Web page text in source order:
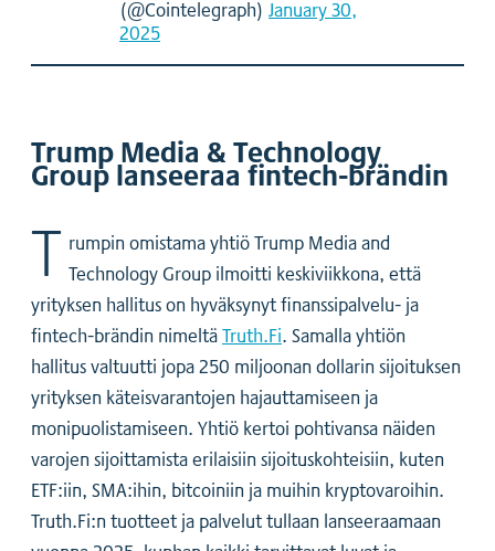
(@Cointelegraph) January 30,
2025
Trump Media & Technology
Group lanseeraa fintech-brändin
T rumpin omistama yhtiö Trump Media and
Technology Group ilmoitti keskiviikkona, että
yrityksen hallitus on hyväksynyt finanssipalvelu- ja
fintech-brändin nimeltäTruth.Fi. Samalla yhtiön
hallitus valtuutti jopa 250 miljoonan dollarin sijoituksen
yrityksen käteisvarantojen hajauttamiseen ja
monipuolistamiseen. Yhtiö kertoi pohtivansa näiden
varojen sijoittamista erilaisiin sijoituskohteisiin, kuten
ETF:iin, SMA:ihin, bitcoiniin ja muihin kryptovaroihin.
Truth.Fi:n tuotteet ja palvelut tullaan lanseeraamaan